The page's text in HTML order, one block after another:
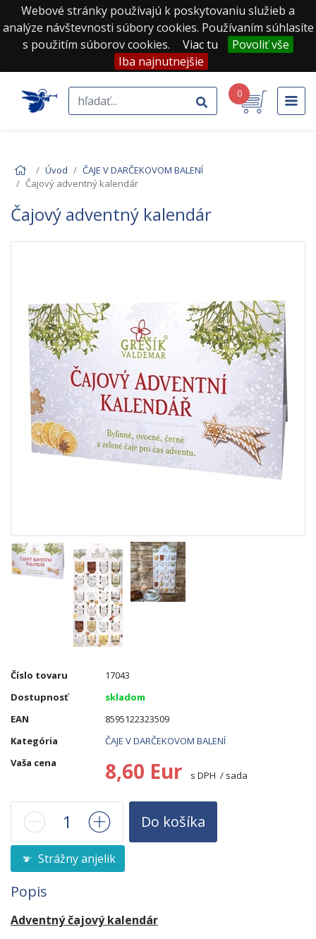
Webové stránky používajú k poskytovaniu služieb a
analýze návštevnosti súbory cookies. Používaním súhlasíte
s použitím súborov cookies.
Viac tu
Povoliť vše
Iba najnutnejšie
0
Úvod
ČAJE V DARČEKOVOM BALENÍ
Čajový adventný kalendár
Čajový adventný kalendár
Číslo tovaru
17043
Dostupnosť
skladom
EAN
8595122323509
Kategória
ČAJE V DARČEKOVOM BALENÍ
Vaša cena
8,60 Eur s DPH / sada
Do košíka
Strážny anjelik
Popis
Adventný čajový kalendár